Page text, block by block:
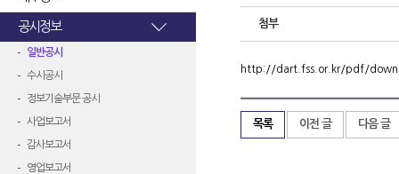
공시정보
일반공시
수시공시
정보기술부문 공시
사업보고서
감사보고서
영업보고서
첨부
http://dart.fss.or.kr/pdf/
목록 이전 글 다음 글